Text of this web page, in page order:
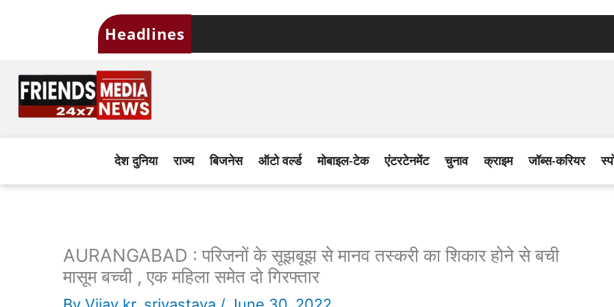
Headlines
देश दुनिया राज्य बिजनेस ऑटो वर्ल्ड मोबाइल-टेक एंटरटेनमेंट चुनाव क्राइम जॉब्स-करियर
AURANGABAD : परिजनों के सूझबूझ से मानव तस्करी का शिकार होने से बची
मासूम बच्ची , एक महिला समेत दो गिरफ्तार